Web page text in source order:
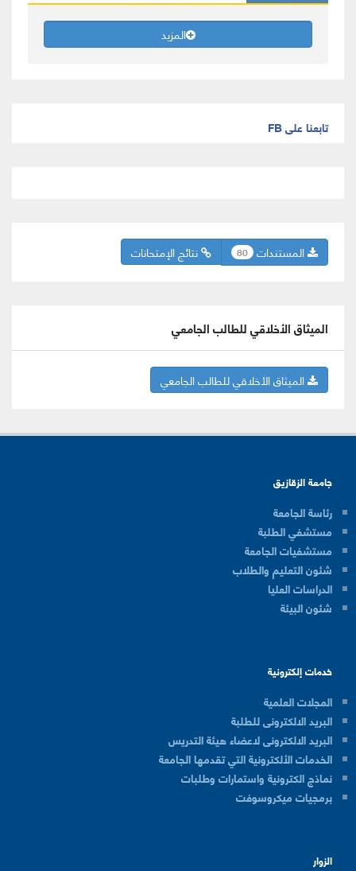
المزيد
تابعنا على FB
نتائج الإمتحانات المستندات 80
الميثاق الأخلاقي للطالب الجامعي
الميثاق الأخلاقي للطالب الجامعي
جامعة الزقازيق
رئاسة الجامعة
مستشفي الطلبة
مستشفيات الجامعة
شئون التعليم والطلاب
الدراسات العليا
شئون البيئة
خدمات إلكترونية
المجلات العلمية
البريد الالكترونى للطلبة
البريد الالكترونى لاعضاء هيئة التدريس
الخدمات الألكترونية التي تقدمها الجامعة
نماذج الكترونية واستمارات وطلبات
برمجيات ميكروسوفت
الزوار